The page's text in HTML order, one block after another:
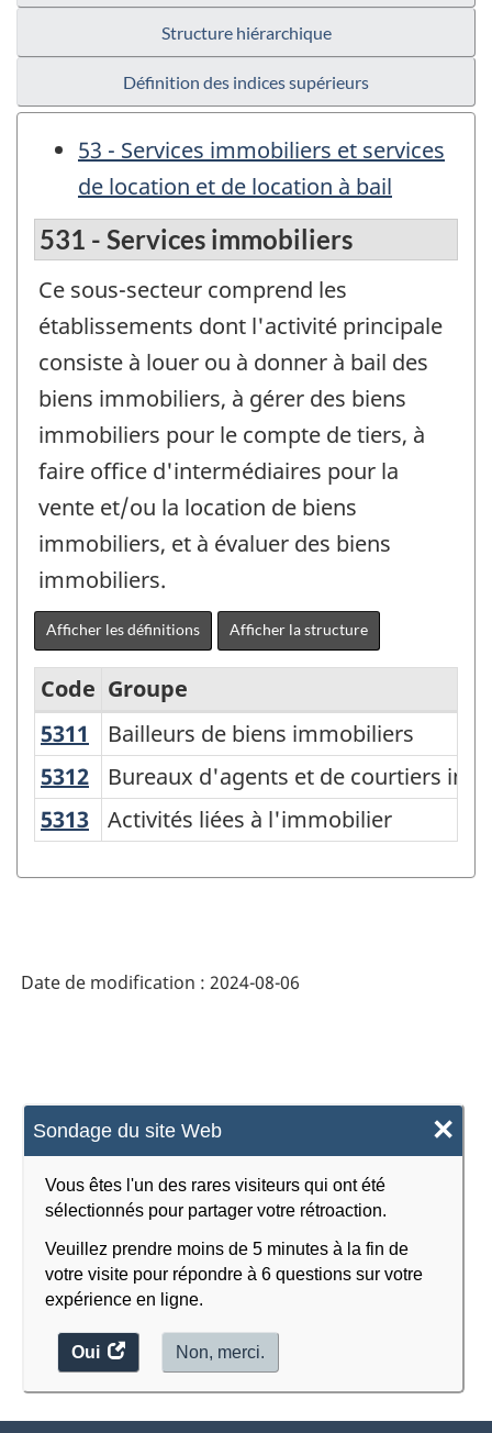
Sondage du site Web ×
Vous êtes l'un des rares visiteurs qui ont été
sélectionnés pour partager votre rétroaction.
Veuillez prendre moins de 5 minutes à la fin de
votre visite pour répondre à 6 questions sur votre
expérience en ligne.
Oui
accéder
au
Non, merci.
Structure hiérarchique
Définition des indices supérieurs
53 - Services immobiliers et services
de location et de location à bail
531 - Services immobiliers
Ce sous-secteur comprend les
établissements dont l'activité principale
consiste à louer ou à donner à bail des
biens immobiliers, à gérer des biens
immobiliers pour le compte de tiers, à
faire office d'intermédiaires pour la
vente et/ou la location de biens
immobiliers, et à évaluer des biens
immobiliers.
Afficher les définitions Afficher la structure
Système
de
classification
des
industries
du
Canada
2022
version
1.0
Structure
classification
Code Groupe
5311
Bailleurs de biens immobiliers
Bailleurs de biens immobiliers
5312 Bureaux d'agents et de courtiers
Bureaux d'agents et de courtiers
5313 Activités liées à l'immobilier
Activités liées à l'immobilier
Date de modification : 2024-08-06